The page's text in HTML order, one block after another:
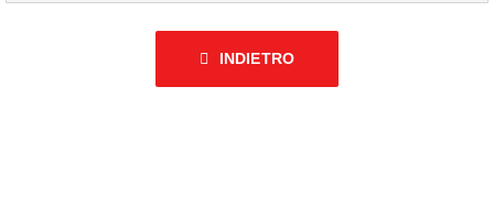
INDIETRO